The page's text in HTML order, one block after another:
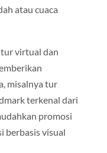
atau cuaca
virtual dan
misalnya tur
terkenal dari
promosi
berbasis visual